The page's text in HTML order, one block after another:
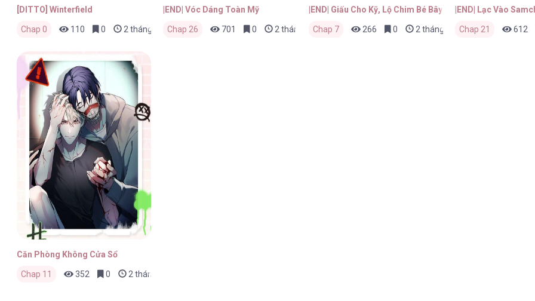
[DITTO] Winterfield
Chap 0 110 0 2 tháng trước
|END| Vóc Dáng Toàn Mỹ
Chap 26 701 0 2 tháng trước
|END| Giấu Cho Kỹ, Lộ Chim Bé Bây Giờ!!
Chap 7 266 0 2 tháng trước
|END| Lạc Vào
Chap 21 612
Căn Phòng Không Cửa Sổ
Chap 11 352 0 2 tháng trước